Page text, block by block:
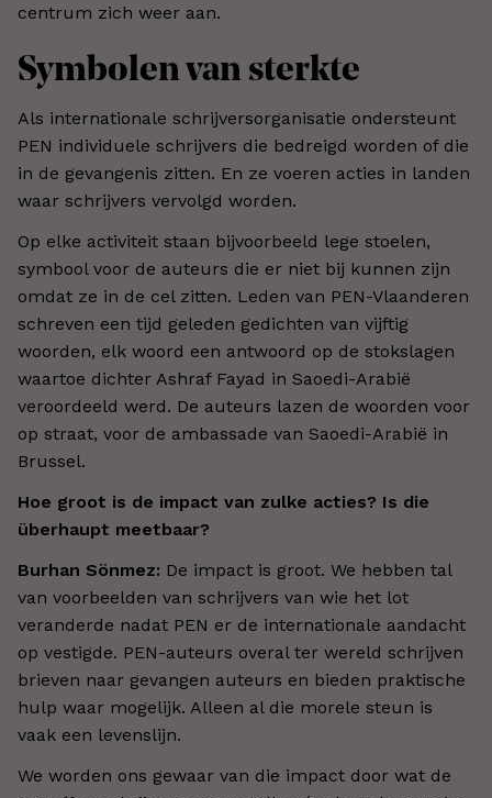
centrum zich weer aan.
Symbolen van sterkte
Als internationale schrijversorganisatie ondersteunt
PEN individuele schrijvers die bedreigd worden of die
in de gevangenis zitten. En ze voeren acties in landen
waar schrijvers vervolgd worden.
Op elke activiteit staan bijvoorbeeld lege stoelen,
symbool voor de auteurs die er niet bij kunnen zijn
omdat ze in de cel zitten. Leden van PEN-Vlaanderen
schreven een tijd geleden gedichten van vijftig
woorden, elk woord een antwoord op de stokslagen
waartoe dichter Ashraf Fayad in Saoedi-Arabië
veroordeeld werd. De auteurs lazen de woorden voor
op straat, voor de ambassade van Saoedi-Arabië in
Brussel.
Hoe groot is de impact van zulke acties? Is die
überhaupt meetbaar?
Burhan Sönmez: De impact is groot. We hebben tal
van voorbeelden van schrijvers van wie het lot
veranderde nadat PEN er de internationale aandacht
op vestigde. PEN-auteurs overal ter wereld schrijven
brieven naar gevangen auteurs en bieden praktische
hulp waar mogelijk. Alleen al die morele steun is
vaak een levenslijn.
We worden ons gewaar van die impact door wat de